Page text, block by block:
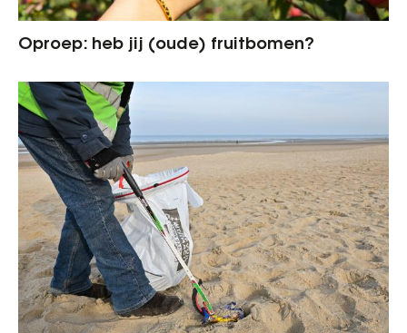
Oproep: heb jij (oude) fruitbomen?